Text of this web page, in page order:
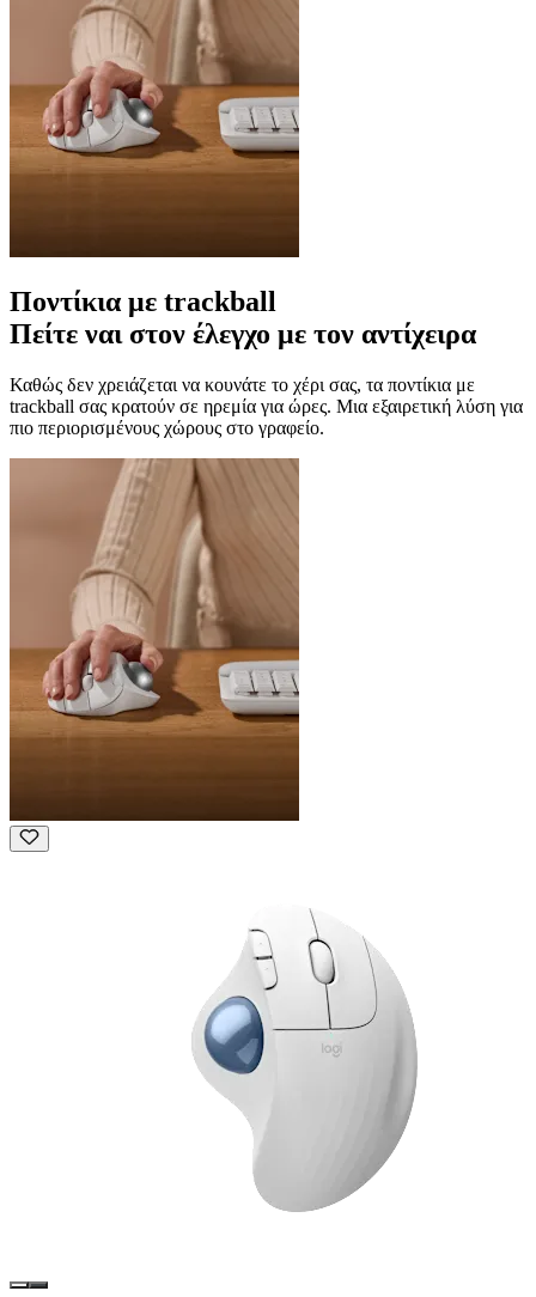
Ποντίκια με trackball
Πείτε ναι στον έλεγχο με τον αντίχειρα
Καθώς δεν χρειάζεται να κουνάτε το χέρι σας, τα ποντίκια με
trackball σας κρατούν σε ηρεμία για ώρες. Μια εξαιρετική λύση για
πιο περιορισμένους χώρους στο γραφείο.